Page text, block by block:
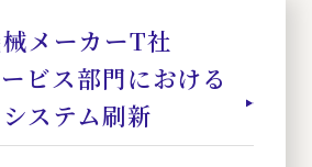
メーカーT社
ビス部門における
ステム刷新